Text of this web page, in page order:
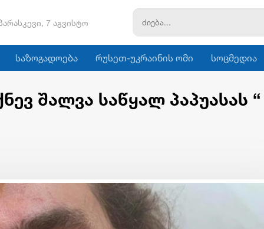
7 აგვისტო
საზოგადოება რუსეთ-უკრაინის ომი სოცმედია
შალვა საწყალ პაპუასას “